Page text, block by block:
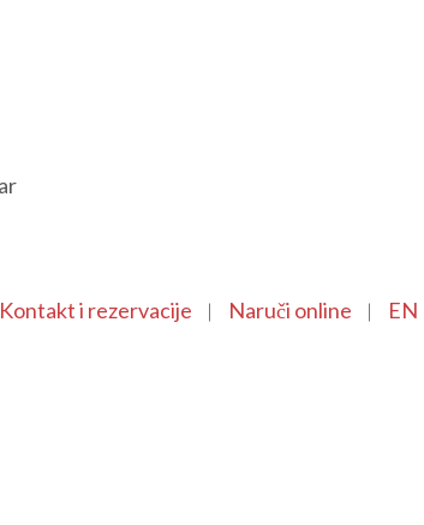
Kontakt i rezervacije Naruči online EN